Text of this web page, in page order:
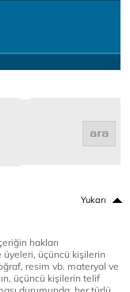
Yukarı
hakları
üyeleri, üçüncü kişilerin
resim vb. materyal ve
üçüncü kişilerin telif